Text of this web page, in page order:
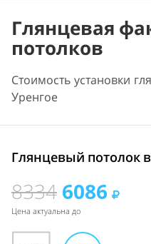
Глянцевая
потолков
Стоимость установки
Уренгое
Глянцевый потолок
8334 6086
Цена актуальна до